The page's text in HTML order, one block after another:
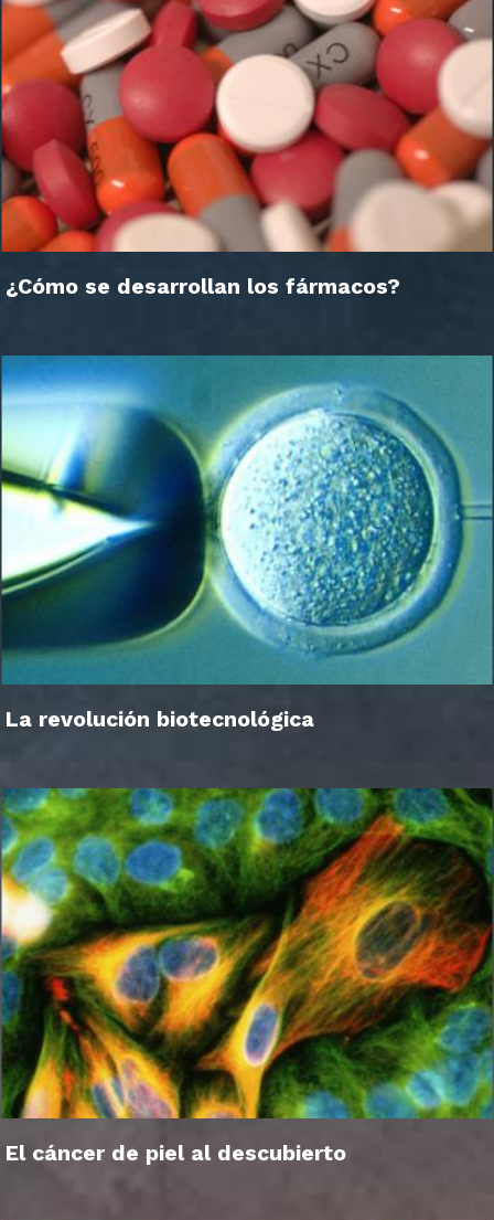
¿Cómo se desarrollan los fármacos?
La revolución biotecnológica
El cáncer de piel al descubierto